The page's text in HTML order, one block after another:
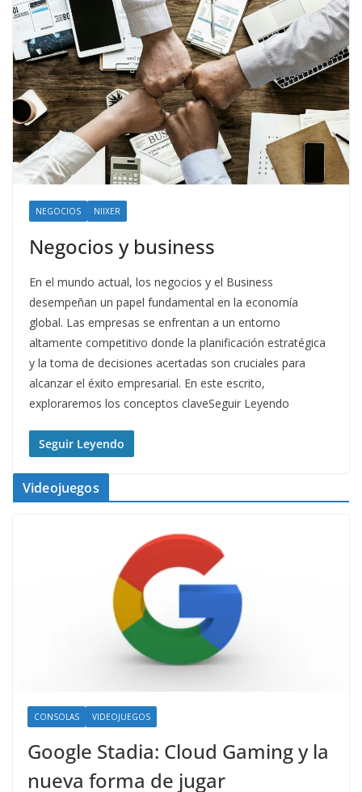
NEGOCIOS NIIXER
Negocios y business
En el mundo actual, los negocios y el Business
desempeñan un papel fundamental en la economía
global. Las empresas se enfrentan a un entorno
altamente competitivo donde la planificación estratégica
y la toma de decisiones acertadas son cruciales para
alcanzar el éxito empresarial. En este escrito,
exploraremos los conceptos claveSeguir Leyendo
Seguir Leyendo
Videojuegos
CONSOLAS VIDEOJUEGOS
Google Stadia: Cloud Gaming y la
nueva forma de jugar